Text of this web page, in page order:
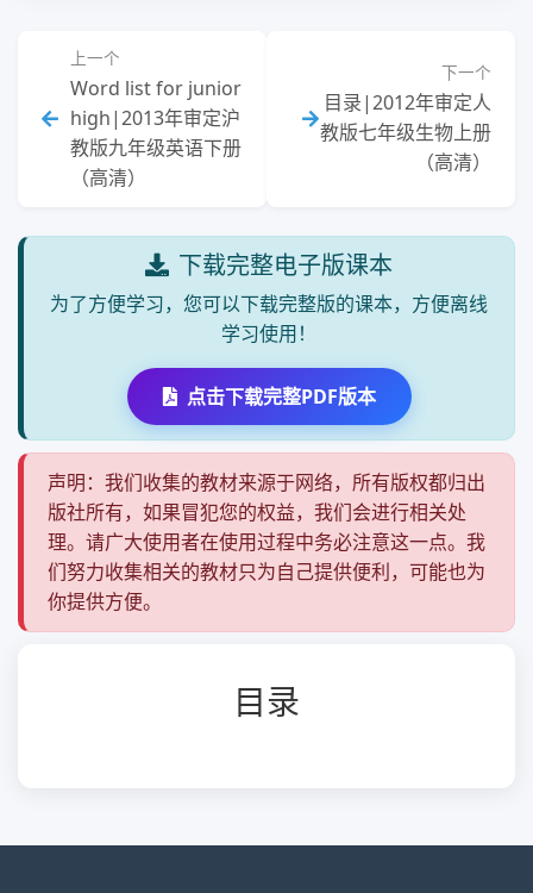
上一个
Word list for junior
high|2013年审定沪
教版九年级英语下册
（高清）
下一个
目录|2012年审定人
教版七年级生物上册
（高清）
下载完整电子版课本
为了方便学习，您可以下载完整版的课本，方便离线
学习使用！
点击下载完整PDF版本
声明：我们收集的教材来源于网络，所有版权都归出
版社所有，如果冒犯您的权益，我们会进行相关处
理。请广大使用者在使用过程中务必注意这一点。我
们努力收集相关的教材只为自己提供便利，可能也为
你提供方便。
目录